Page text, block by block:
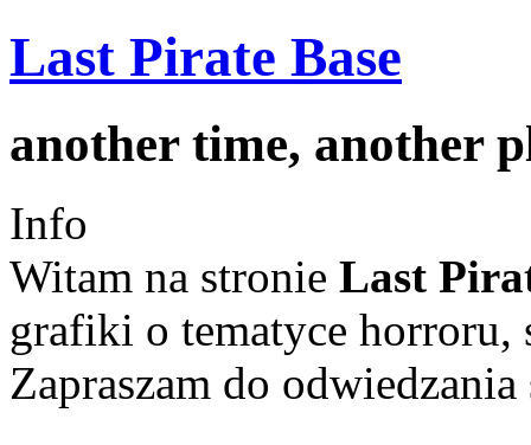
Last Pirate Base
another time, another
Info
Witam na stronie Last
grafiki o tematyce horroru,
Zapraszam do